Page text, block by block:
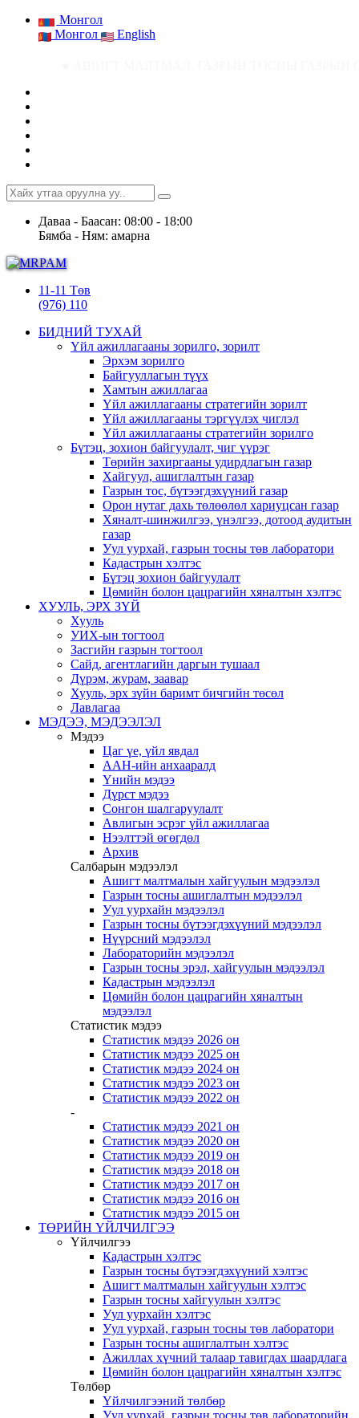
Монгол
Монгол
English
Даваа - Баасан: 08:00 - 18:00
Бямба - Ням: амарна
11-11 Төв
(976) 110
БИДНИЙ ТУХАЙ
Үйл ажиллагааны зорилго, зорилт
Эрхэм зорилго
Байгууллагын түүх
Хамтын ажиллагаа
Үйл ажиллагааны стратегийн зорилт
Үйл ажиллагааны тэргүүлэх чиглэл
Үйл ажиллагааны стратегийн зорилго
Бүтэц, зохион байгуулалт, чиг үүрэг
Төрийн захиргааны удирдлагын газар
Хайгуул, ашиглалтын газар
Газрын тос, бүтээгдэхүүний газар
Орон нутаг дахь төлөөлөл хариуцсан газар
Хяналт-шинжилгээ, үнэлгээ, дотоод аудитын
газар
Уул уурхай, газрын тосны төв лаборатори
Кадастрын хэлтэс
Бүтэц зохион байгуулалт
Цөмийн болон цацрагийн хяналтын хэлтэс
ХУУЛЬ, ЭРХ ЗҮЙ
Хууль
УИХ-ын тогтоол
Засгийн газрын тогтоол
Сайд, агентлагийн даргын тушаал
Дүрэм, журам, заавар
Хууль, эрх зүйн баримт бичгийн төсөл
Лавлагаа
МЭДЭЭ, МЭДЭЭЛЭЛ
Мэдээ
Цаг үе, үйл явдал
ААН-ийн анхааралд
Үнийн мэдээ
Дүрст мэдээ
Сонгон шалгаруулалт
Авлигын эсрэг үйл ажиллагаа
Нээлттэй өгөгдөл
Архив
Салбарын мэдээлэл
Ашигт малтмалын хайгуулын мэдээлэл
Газрын тосны ашиглалтын мэдээлэл
Уул уурхайн мэдээлэл
Газрын тосны бүтээгдэхүүний мэдээлэл
Нүүрсний мэдээлэл
Лабораторийн мэдээлэл
Газрын тосны эрэл, хайгуулын мэдээлэл
Кадастрын мэдээлэл
Цөмийн болон цацрагийн хяналтын
мэдээлэл
Статистик мэдээ
Статистик мэдээ 2026 он
Статистик мэдээ 2025 он
Статистик мэдээ 2024 он
Статистик мэдээ 2023 он
Статистик мэдээ 2022 он
-
Статистик мэдээ 2021 он
Статистик мэдээ 2020 он
Статистик мэдээ 2019 он
Статистик мэдээ 2018 он
Статистик мэдээ 2017 он
Статистик мэдээ 2016 он
Статистик мэдээ 2015 он
ТӨРИЙН ҮЙЛЧИЛГЭЭ
Үйлчилгээ
Кадастрын хэлтэс
Газрын тосны бүтээгдэхүүний хэлтэс
Ашигт малтмалын хайгуулын хэлтэс
Газрын тосны хайгуулын хэлтэс
Уул уурхайн хэлтэс
Уул уурхай, газрын тосны төв лаборатори
Газрын тосны ашиглалтын хэлтэс
Ажиллах хүчний талаар тавигдах шаардлага
Цөмийн болон цацрагийн хяналтын хэлтэс
Төлбөр
Үйлчилгээний төлбөр
Уул уурхай, газрын тосны төв лабораторийн